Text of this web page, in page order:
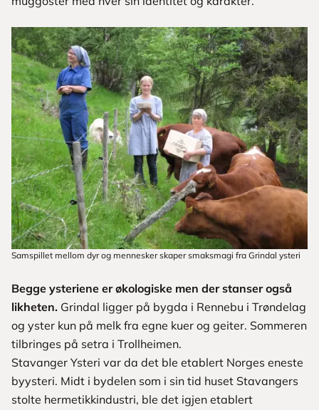
Samspillet mellom dyr og mennesker skaper smaksmagi fra Grindal ysteri
Begge ysteriene er økologiske men der stanser også
likheten. Grindal ligger på bygda i Rennebu i Trøndelag
og yster kun på melk fra egne kuer og geiter. Sommeren
tilbringes på setra i Trollheimen.
Stavanger Ysteri var da det ble etablert Norges eneste
byysteri. Midt i bydelen som i sin tid huset Stavangers
stolte hermetikkindustri, ble det igjen etablert